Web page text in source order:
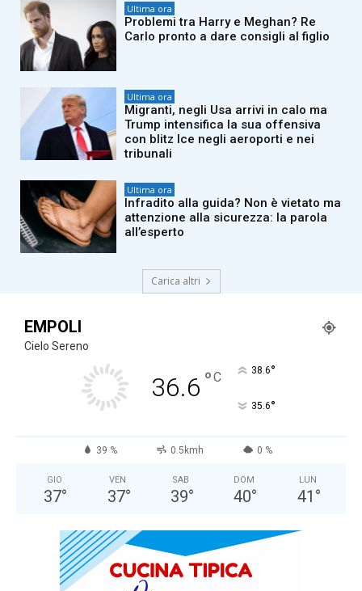
Ultima ora
Problemi tra Harry e Meghan? Re
Carlo pronto a dare consigli al figlio
Ultima ora
Migranti, negli Usa arrivi in calo ma
Trump intensifica la sua offensiva
con blitz Ice negli aeroporti e nei
tribunali
Ultima ora
Infradito alla guida? Non è vietato ma
attenzione alla sicurezza: la parola
all’esperto
Carica altri
EMPOLI
Cielo Sereno
36.6 °C 38.6°
35.6°
39 % 0.5kmh 0 %
GIO
37°
VEN
37°
SAB
39°
DOM
40°
LUN
41 °